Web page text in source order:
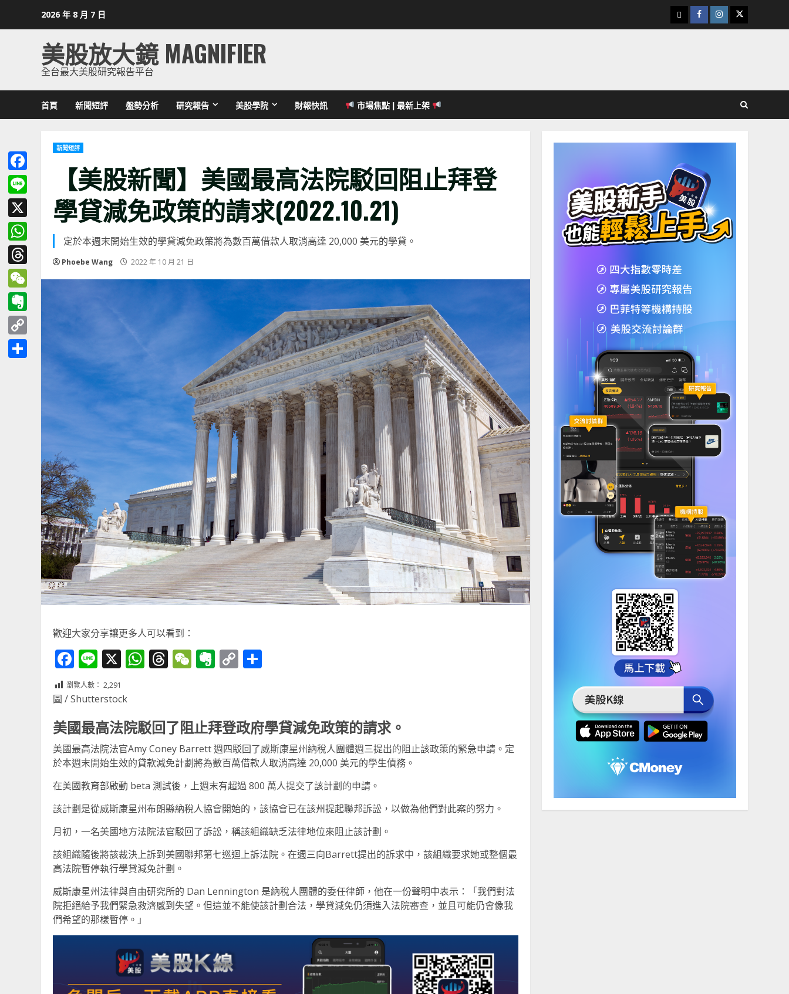
2026 年 8 月 7 日
下
載
Facebook
Instagram
Twitter
美股放大鏡 MAGNIFIER
全台最大美股研究報告平台
首頁 新聞短評 盤勢分析 研究報告 美股學院 財報快訊 市場焦點 | 最新上架
新聞短評
【美股新聞】美國最高法院駁回阻止拜登
學貸減免政策的請求(2022.10.21)
定於本週末開始生效的學貸減免政策將為數百萬借款人取消高達 20,000 美元的學貸。
Phoebe Wang 2022 年 10 月 21 日
歡迎大家分享讓更多人可以看到：
Facebook
Line
X WhatsApp
Threads
WeChat
Evernote
Copy
瀏覽人數： 2,291
圖 / Shutterstock
美國最高法院駁回了阻止拜登政府學貸減免政策的請求。
美國最高法院法官Amy Coney Barrett 週四駁回了威斯康星州納稅人團體週三提出的阻止該政策的緊急申請。定
於本週末開始生效的貸款減免計劃將為數百萬借款人取消高達 20,000 美元的學生債務。
在美國教育部啟動 beta 測試後，上週末有超過 800 萬人提交了該計劃的申請。
該計劃是從威斯康星州布朗縣納稅人協會開始的，該協會已在該州提起聯邦訴訟，以做為他們對此案的努力。
月初，一名美國地方法院法官駁回了訴訟，稱該組織缺乏法律地位來阻止該計劃。
該組織隨後將該裁決上訴到美國聯邦第七巡迴上訴法院。在週三向Barrett提出的訴求中，該組織要求她或整個最
高法院暫停執行學貸減免計劃。
威斯康星州法律與自由研究所的 Dan Lennington 是納稅人團體的委任律師，他在一份聲明中表示：「我們對法
院拒絕給予我們緊急救濟感到失望。但這並不能使該計劃合法，學貸減免仍須進入法院審查，並且可能仍會像我
們希望的那樣暫停。」
Facebook
Line
X
WhatsApp
Threads
WeChat
Evernote
Copy